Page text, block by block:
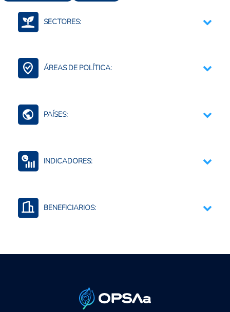
SECTORES:
Fertilizantes (Cadena)
ÁREAS DE POLÍTICA:
Comercio Internacional e Integración Regional
Contexto Agroalimentario
PAÍSES:
INDICADORES:
Producción de insumos agropecuarios
Uso o consumo de insumos agropecuarios
BENEFICIARIOS: